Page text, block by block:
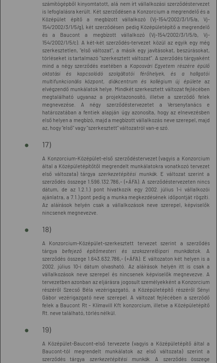
számítógépből kinyomtatott, alá nem írt vállalkozási szerződéstervezet
is lefoglalásra került. Két szerződésen a Konzorcium a megrendelő és a
Középület építő a megbízott vállalkozó (Vj-154/2002/3/1/5/a, Vj-
154/2002/3/1/5/g), két szerződésen pedig Középületépítő a megrendelő
és a Baucont a megbízott vállalkozó (Vj-154/2002/3/1/5/b, Vj-
154/2002/1/5/c). A két-két szerződés-tervezet közül az egyik egy még
szerkesztetlen, "első változat", a másik egy javításokat, beszúrásokat,
törléseket is tartalmazó "szerkesztett változat". A szerződés tárgyaként
mind a négy szerződés esetében a Kaposvári Egyetem részére épülő
oktatási és kapcsolódó szolgáltatói férőhelyek, és a hallgatói
multifunkcionális központ, diákcentrum és kollégium új épülete az
elvégzendő munkálatok helye. Mindkét szerkesztett változat fejlécében
megtalálható ugyanaz a projektazonosító, illetve a szerződő felek
megnevezése. A négy szerződéstervezetet a Versenytanács e
határozatában a fentiek alapján úgy azonosíta, hogy az elnevezésben
első helyen a megbízó, majd a megbízott vállalkozás neve szerepel, majd
az, hogy "első" vagy "szerkesztett" változatról van-e szó.
17)
A Konzorcium-Középület-első szerződéstervezet (vagyis a Konzorcium
által a Középületépítőtől megrendelt munkálatokra vonatkozó tervezet
első változata) tárgya szerkezetépítési munkák.
E változat szerint a
szerződés összege 1.596.132.786,- (+ÁFA). A szerződéstervezeten nincs
dátum, de az 1.2.1.) pont hivatkozik egy 2002. július 1-i vállalkozói
ajánlatra, a 7.1.) pont pedig a munka megkezdésének időpontját rögzíti.
Az aláírások helyén csak a vállalkozások neve szerepel, képviselők
nincsenek megnevezve.
18)
A Konzorcium-Középület-szerkesztett tervezet szerint a szerződés
tárgya befejező építőmesteri és szakszerelőipari munkálatok.
A
szerződés összege 1.643.632.786,- (+ÁFA). E változaton két helyen is a
2002. július 10-i dátum olvasható. Az aláírások helyén itt is csak a
vállalkozások neve szerepel és nincsenek képviselők megnevezve. A
tervezetben azonban az eljárásra jogosult személyekként a Konzorcium
részéről Szecső Béla vezérigazgató, a Középületépítő részéről Sényi
Gábor vezérigazgató neve szerepel. A változat fejlécében a szerződő
felek a Baucont Rt - Klímavill Kft konzorcium, illetve a Középületépítő
Rt. neve található, törlés nélkül.
19)
A Középület-Baucont-első tervezete (vagyis a Középületépítő által a
Baucont-tól megrendelt munkálatok az első változata) szerint a
szerződés tárgya szerkezetépítési munkák.
A szerződés összege